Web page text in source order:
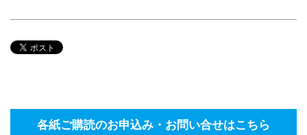
各紙ご購読のお申込み・お問い合せはこちら